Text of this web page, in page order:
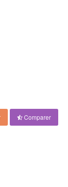
Comparer